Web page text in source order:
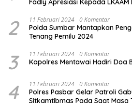
Fadly Apresiasi Kepada
2 11 Februari 2024 0 Komentar
Polda Sumbar Mantapkan
Tenang Pemilu 2024
3 11 Februari 2024 0 Komentar
Kapolres Mentawai Hadiri Doa
4 11 Februari 2024 0 Komentar
Polres Pasbar Gelar Patroli
Sitkamtibmas Pada Saat Masa